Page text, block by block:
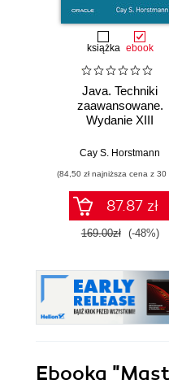
książka ebook
Java. Techniki
zaawansowane.
Wydanie XIII
Cay S. Horstmann
(84,50 zł najniższa cena z 30
87.87 zł
169.00zł (-48%)
Ebooka